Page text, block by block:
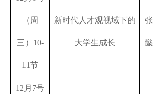
（周
三） 10-
11节
新时代人才观视域下的
大学生成长
张
懿
12 月 7号